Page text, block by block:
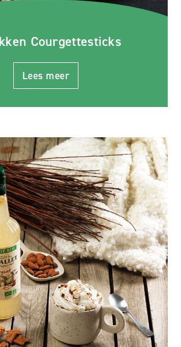
Courgettesticks
Lees meer